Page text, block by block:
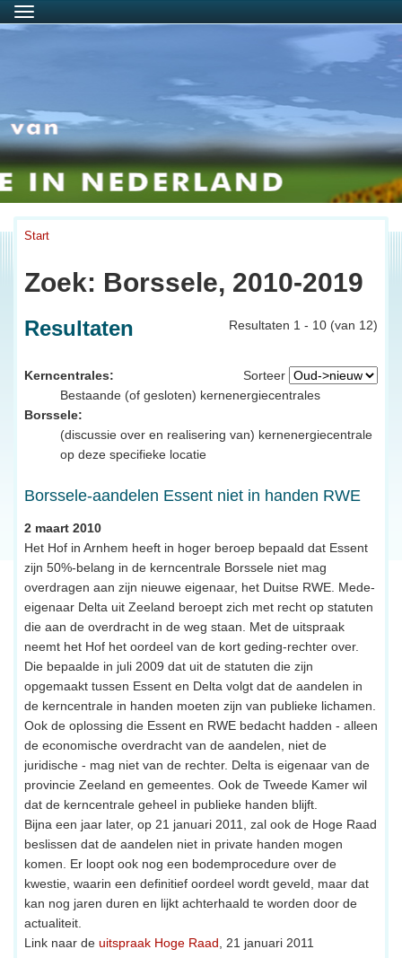
Menu
Start
Zoek: Borssele, 2010-2019
Resultaten 1 - 10 (van 12)
Resultaten
Sorteer
Kerncentrales:
Bestaande (of gesloten) kernenergiecentrales
Borssele:
(discussie over en realisering van) kernenergiecentrale
op deze specifieke locatie
Borssele-aandelen Essent niet in handen RWE
2 maart 2010
Het Hof in Arnhem heeft in hoger beroep bepaald dat Essent
zijn 50%-belang in de kerncentrale Borssele niet mag
overdragen aan zijn nieuwe eigenaar, het Duitse RWE. Mede-
eigenaar Delta uit Zeeland beroept zich met recht op statuten
die aan de overdracht in de weg staan. Met de uitspraak
neemt het Hof het oordeel van de kort geding-rechter over.
Die bepaalde in juli 2009 dat uit de statuten die zijn
opgemaakt tussen Essent en Delta volgt dat de aandelen in
de kerncentrale in handen moeten zijn van publieke lichamen.
Ook de oplossing die Essent en RWE bedacht hadden - alleen
de economische overdracht van de aandelen, niet de
juridische - mag niet van de rechter. Delta is eigenaar van de
provincie Zeeland en gemeentes. Ook de Tweede Kamer wil
dat de kerncentrale geheel in publieke handen blijft.
Bijna een jaar later, op 21 januari 2011, zal ook de Hoge Raad
beslissen dat de aandelen niet in private handen mogen
komen. Er loopt ook nog een bodemprocedure over de
kwestie, waarin een definitief oordeel wordt geveld, maar dat
kan nog jaren duren en lijkt achterhaald te worden door de
actualiteit.
Link naar de uitspraak Hoge Raad , 21 januari 2011